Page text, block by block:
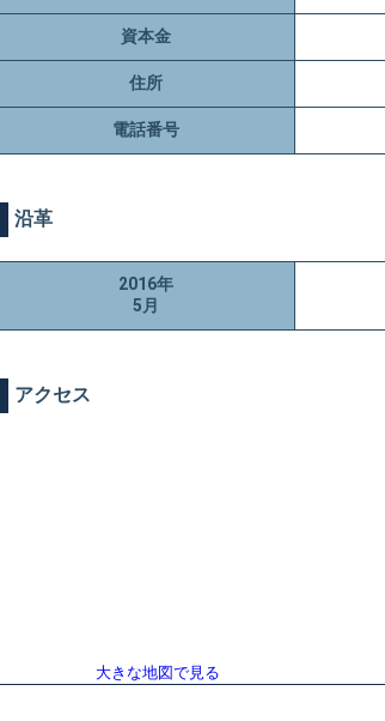
資本金
住所
電話番号
沿革
2016年
5月
アクセス
大きな地図で見る